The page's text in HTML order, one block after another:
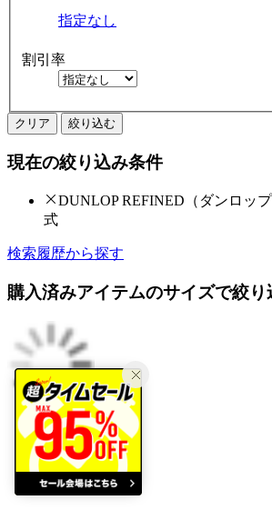
指定なし
割引率
クリア 絞り込む
現在の絞り込み条件
DUNLOP REFINED（ダンロッ
式
検索履歴から探す
購入済みアイテムのサイズで絞り